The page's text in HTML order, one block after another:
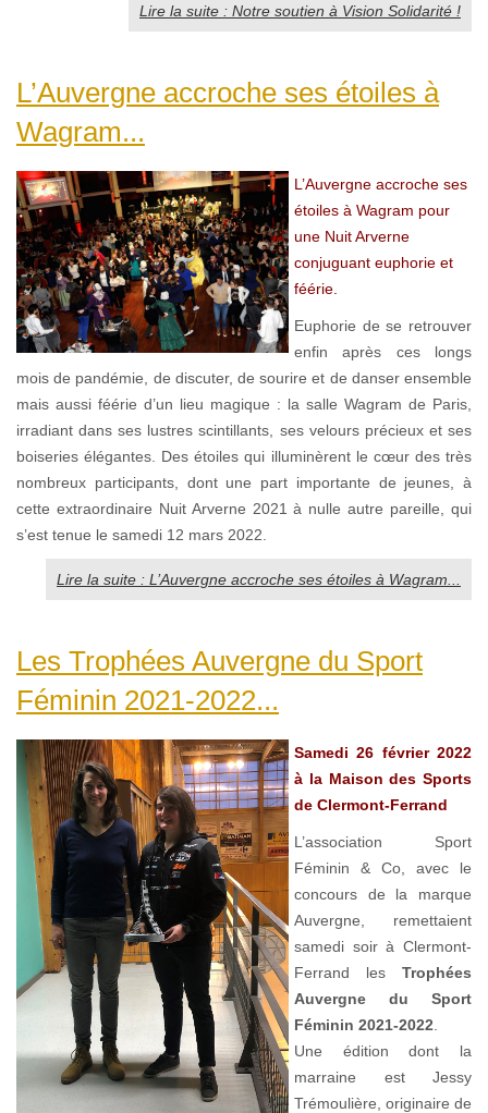
Lire la suite : Notre soutien à Vision Solidarité !
L’Auvergne accroche ses étoiles à
Wagram...
L’Auvergne accroche ses
étoiles à Wagram pour
une Nuit Arverne
conjuguant euphorie et
féérie.
Euphorie de se retrouver
enfin après ces longs
mois de pandémie, de discuter, de sourire et de danser ensemble
mais aussi féérie d’un lieu magique : la salle Wagram de Paris,
irradiant dans ses lustres scintillants, ses velours précieux et ses
boiseries élégantes. Des étoiles qui illuminèrent le cœur des très
nombreux participants, dont une part importante de jeunes, à
cette extraordinaire Nuit Arverne 2021 à nulle autre pareille, qui
s’est tenue le samedi 12 mars 2022.
Lire la suite : L’Auvergne accroche ses étoiles à Wagram...
Les Trophées Auvergne du Sport
Féminin 2021-2022...
Samedi 26 février 2022
à la Maison des Sports
de Clermont-Ferrand
L’association Sport
Féminin & Co, avec le
concours de la marque
Auvergne, remettaient
samedi soir à Clermont-
Ferrand les Trophées
Auvergne du Sport
Féminin 2021-2022
Une édition dont la
marraine est Jessy
Trémoulière, originaire de